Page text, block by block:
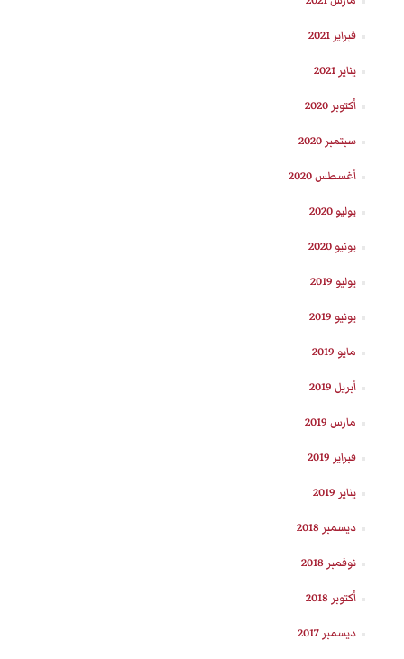
فبراير 2021
يناير 2021
أكتوبر 2020
سبتمبر 2020
أغسطس 2020
يوليو 2020
يونيو 2020
يوليو 2019
يونيو 2019
مايو 2019
أبريل 2019
مارس 2019
فبراير 2019
يناير 2019
ديسمبر 2018
نوفمبر 2018
أكتوبر 2018
ديسمبر 2017